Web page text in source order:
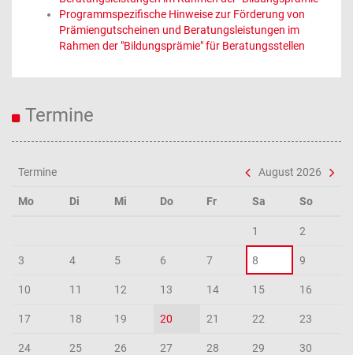
Programmspezifische Hinweise zur Förderung von
Prämiengutscheinen und Beratungsleistungen im
Rahmen der "Bildungsprämie" für Beratungsstellen
Termine
Termine August 2026
Mo Di Mi Do Fr Sa So
1 2
3 4 5 6 7 8 9
10 11 12 13 14 15 16
17 18 19 20 21 22 23
24 25 26 27 28 29 30